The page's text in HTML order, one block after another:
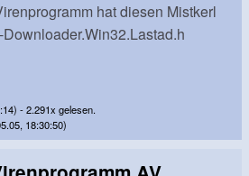
hat diesen Mistkerl
Downloader.Win32.Lastad.h
- 2.291x gelesen.
18:30:50)